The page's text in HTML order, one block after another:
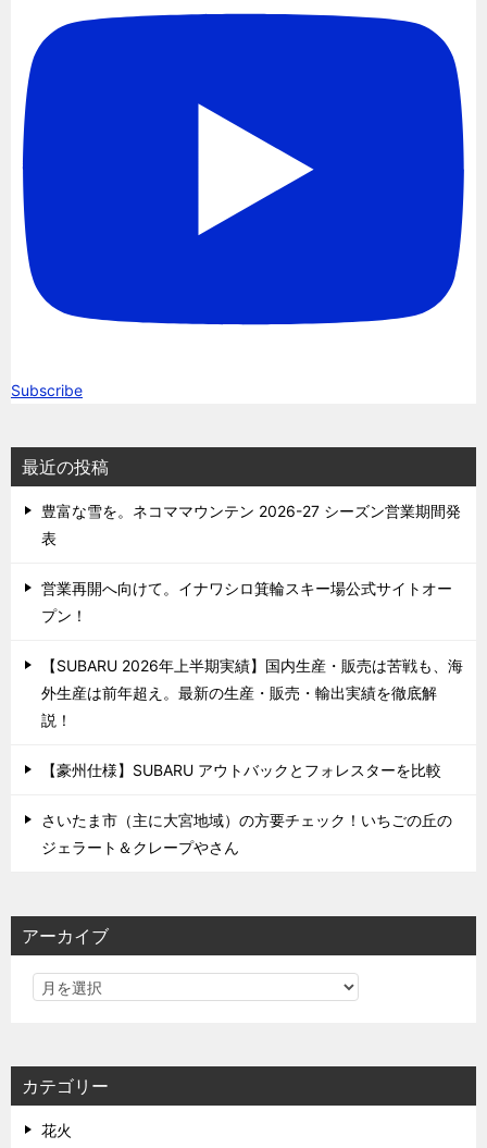
Subscribe
最近の投稿
豊富な雪を。ネコママウンテン 2026-27 シーズン営業期間発
表
営業再開へ向けて。イナワシロ箕輪スキー場公式サイトオー
プン！
【SUBARU 2026年上半期実績】国内生産・販売は苦戦も、海
外生産は前年超え。最新の生産・販売・輸出実績を徹底解
説！
【豪州仕様】SUBARU アウトバックとフォレスターを比較
さいたま市（主に大宮地域）の方要チェック！いちごの丘の
ジェラート＆クレープやさん
アーカイブ
カテゴリー
花火